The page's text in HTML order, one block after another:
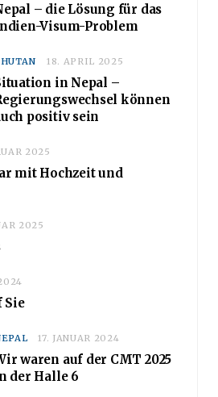
– die Lösung für das
Visum-Problem
18. APRIL 2025
in Nepal –
können
positiv sein
2025
mit Hochzeit und
2025
Sie
17. JANUAR 2024
waren auf der CMT 2025
der Halle 6